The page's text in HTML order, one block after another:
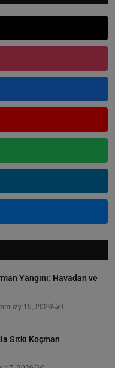
Yangını: Havadan ve
15, 2026 0
Sıtkı Koçman